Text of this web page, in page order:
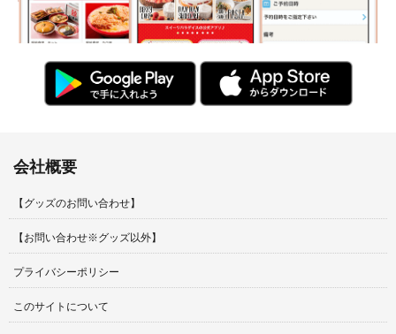
会社概要
【グッズのお問い合わせ】
【お問い合わせ※グッズ以外】
プライバシーポリシー
このサイトについて